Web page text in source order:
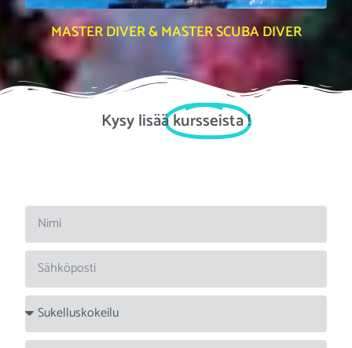
MASTER DIVER & MASTER SCUBA DIVER
Kysy lisääkursseista!